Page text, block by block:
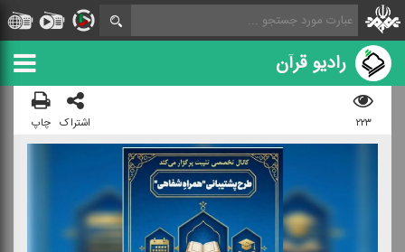
رادیو قرآن
۲۲۳ اشتراک چاپ